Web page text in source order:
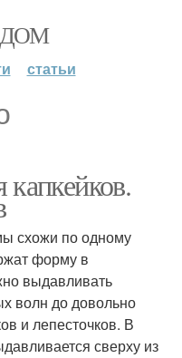
статьи
схожи по одному
форму в
выдавливать
волн до довольно
и лепесточков. В
сверху из